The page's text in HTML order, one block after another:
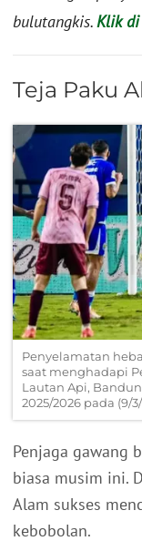
bulutangkis.Klik di
Teja Paku
Penyelamatan
saat menghadapi
Lautan Api,
2025/2026 pada (9/
Penjaga gawang
biasa musim ini.
Alam sukses
kebobolan.